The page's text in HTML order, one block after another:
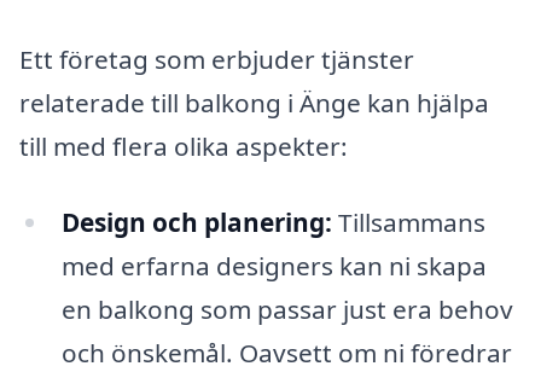
Ett företag som erbjuder tjänster
relaterade till balkong i Änge kan hjälpa
till med flera olika aspekter:
Design och planering: Tillsammans
med erfarna designers kan ni skapa
en balkong som passar just era behov
och önskemål. Oavsett om ni föredrar